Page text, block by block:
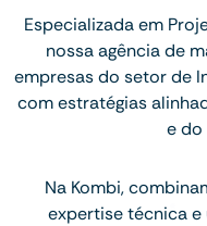
Especializada em
nossa agência de
empresas do setor de
com estratégias
e do
Na Kombi,
expertise técnica